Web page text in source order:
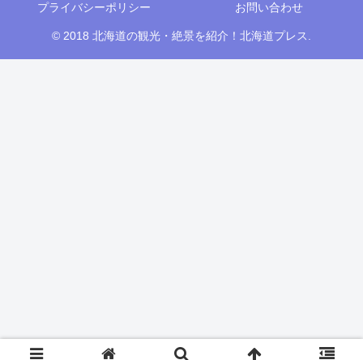
プライバシーポリシー
お問い合わせ
© 2018 北海道の観光・絶景を紹介！北海道プレス.